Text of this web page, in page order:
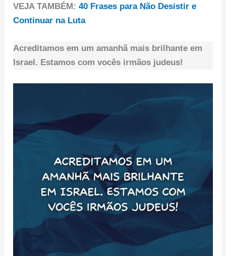
VEJA TAMBÉM:40 Frases para Não Desistir e
Continuar na Luta
Acreditamos em um amanhã mais brilhante em
Israel. Estamos com vocês irmãos judeus!